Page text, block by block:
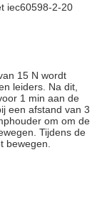
iec60598-2-20
15 N wordt
leiders. Na dit,
1 min aan de
een afstand van 3
om om de
Tijdens de
bewegen.